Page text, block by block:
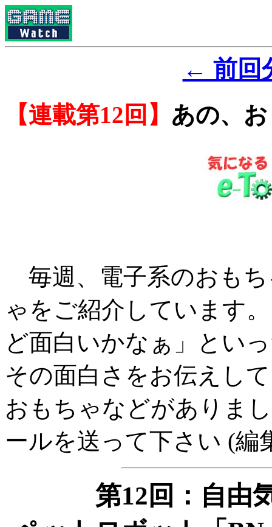
← 前回
【連載第12回】 あの、
毎週、電子系のおも
ゃをご紹介しています
ど面白いかなぁ」とい
その面白さをお伝えし
おもちゃなどがありま
ールを送って下さい (編
第12回：自由